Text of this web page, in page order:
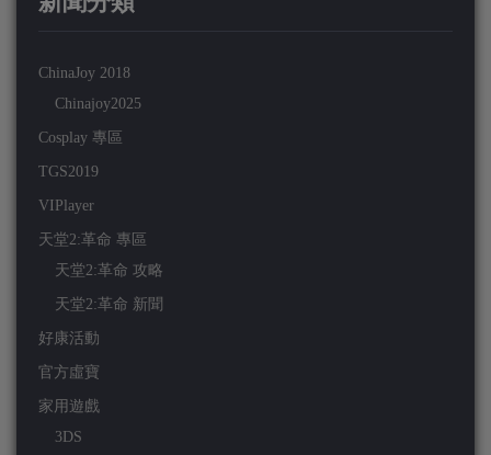
ChinaJoy 2018
Chinajoy2025
Cosplay 專區
TGS2019
VIPlayer
天堂2:革命 專區
天堂2:革命 攻略
天堂2:革命 新聞
好康活動
官方虛寶
家用遊戲
3DS